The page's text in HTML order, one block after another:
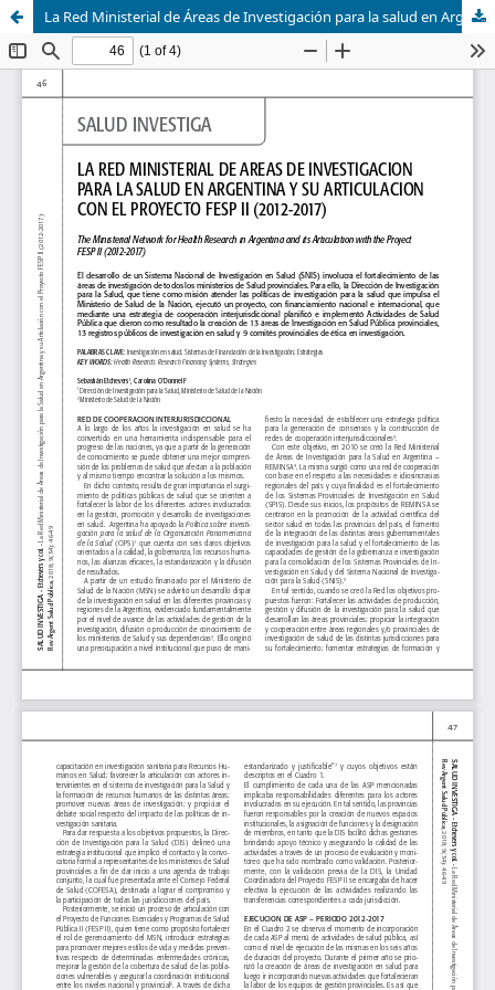
La Red Ministerial de Áreas de Investigación para la salud en Argentina y su articulación con el Proyecto FESP II (2012-2017)